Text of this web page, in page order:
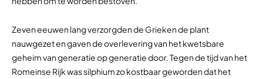
Zeven eeuwen lang verzorgden de Grieken de plant
nauwgezet en gaven de overlevering van het kwetsbare
geheim van generatie op generatie door. Tegen de tijd van het
Romeinse Rijk was silphium zo kostbaar geworden dat het